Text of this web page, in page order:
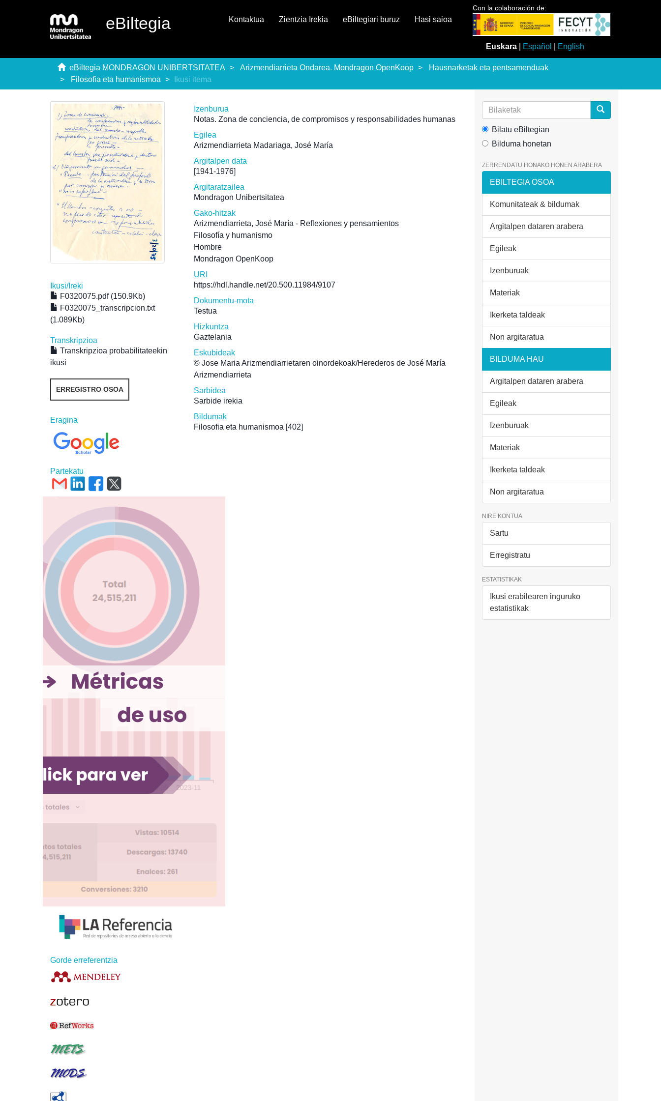
eBiltegia
Con la colaboración de:
Euskara Español English
Kontaktua Zientzia Irekia eBiltegiari buruz Hasi saioa
eBiltegia MONDRAGON UNIBERTSITATEA Arizmendiarrieta Ondarea. Mondragon OpenKoop
Hausnarketak eta pentsamenduak
Filosofia eta humanismoa
Ikusi itema
Ikusi/Ireki
F0320075.pdf (150.9Kb)
F0320075_transcripcion.txt
(1.089Kb)
Transkripzioa
Transkripzioa probabilitateekin
ikusi
ERREGISTRO OSOA
Eragina
Partekatu
Gorde erreferentzia
Izenburua
Notas. Zona de conciencia, de compromisos y responsabilidades humanas
Egilea
Arizmendiarrieta Madariaga, José María
Argitalpen data
[1941-1976]
Argitaratzailea
Mondragon Unibertsitatea
Gako-hitzak
Arizmendiarrieta, José María - Reflexiones y pensamientos
Filosofía y humanismo
Hombre
Mondragon OpenKoop
URI
https://hdl.handle.net/20.500.11984/9107
Dokumentu-mota
Testua
Hizkuntza
Gaztelania
Eskubideak
© Jose Maria Arizmendiarrietaren oinordekoak/Herederos de José María
Arizmendiarrieta
Sarbidea
Sarbide irekia
Bildumak
Filosofia eta humanismoa [402]
Bilatu eBiltegian
Bilduma honetan
ZERRENDATU HONAKO HONEN ARABERA
EBILTEGIA OSOA
Komunitateak & bildumak
Argitalpen dataren arabera
Egileak
Izenburuak
Materiak
Ikerketa taldeak
Non argitaratua
BILDUMA HAU
Argitalpen dataren arabera
Egileak
Izenburuak
Materiak
Ikerketa taldeak
Non argitaratua
NIRE KONTUA
Sartu
Erregistratu
ESTATISTIKAK
Ikusi erabilearen inguruko
estatistikak